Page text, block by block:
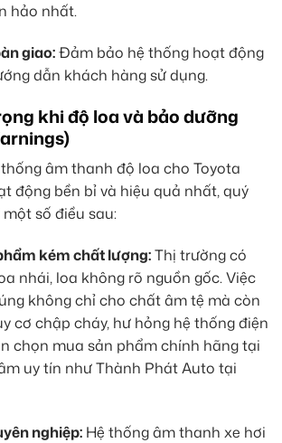
hảo nhất.
giao:Đảm bảo hệ thống hoạt động
dẫn khách hàng sử dụng.
khi độ loa và bảo dưỡng
âm thanh độ loa cho Toyota
động bền bỉ và hiệu quả nhất, quý
số điều sau:
kém chất lượng:Thị trường có
nhái, loa không rõ nguồn gốc. Việc
không chỉ cho chất âm tệ mà còn
cơ chập cháy, hư hỏng hệ thống điện
chọn mua sản phẩm chính hãng tại
uy tín như Thành Phát Auto tại
nghiệp: Hệ thống âm thanh xe hơi